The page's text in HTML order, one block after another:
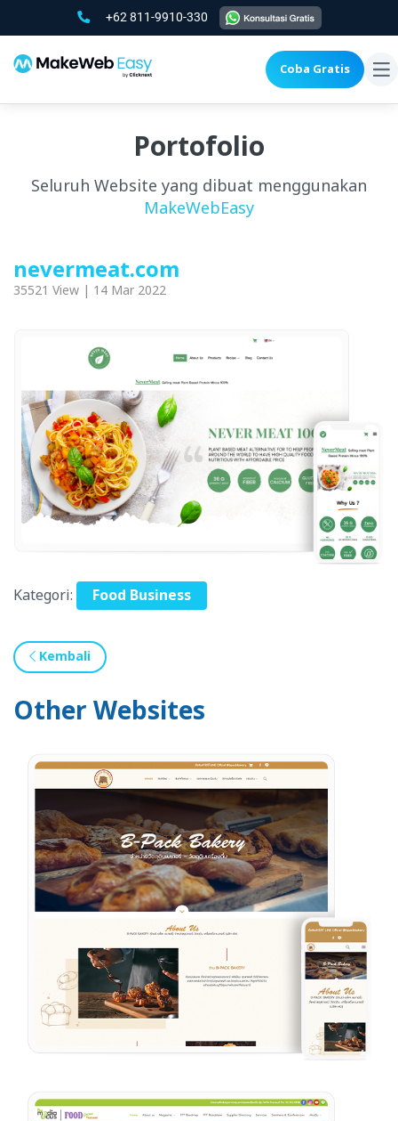
+62 811-9910-330
Coba Gratis
Portofolio
Seluruh Website yang dibuat menggunakan
MakeWebEasy
nevermeat.com
35521 View | 14 Mar 2022
Kategori: Food Business
Kembali
Other Websites